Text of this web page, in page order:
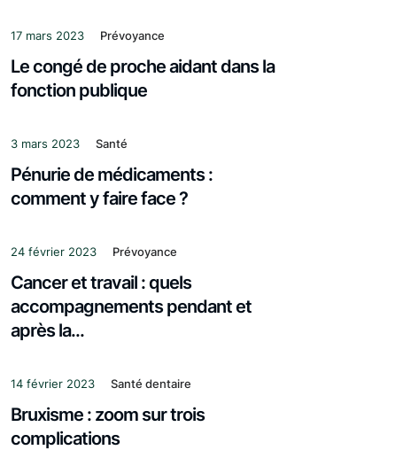
17 mars 2023 Prévoyance
Le congé de proche aidant dans la
fonction publique
3 mars 2023 Santé
Pénurie de médicaments :
comment y faire face ?
24 février 2023 Prévoyance
Cancer et travail : quels
accompagnements pendant et
après la...
14 février 2023 Santé dentaire
Bruxisme : zoom sur trois
complications